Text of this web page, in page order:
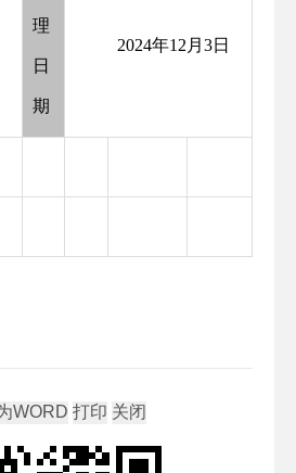
理
日
期
2024年12月3日